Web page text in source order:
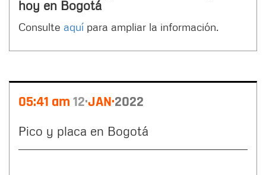
hoy en Bogotá
Consulte aquí para ampliar la información.
05:41 am 12 JAN 2022
Pico y placa en Bogotá